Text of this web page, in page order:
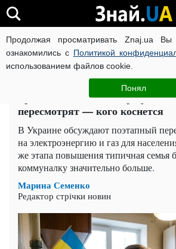
Продолжая просматривать Znaj.ua Вы
ознакомились с Политикой
использованием файлов cookie.
Понял
ВОЙНА РОССИИ ПРОТИВ УКРАИНЫ
Трясите кошельки: тарифы на
пересмотрят — кого коснется
В Украине обсуждают поэтапный
на электроэнергию и газ для
же этапа повышения типичная семья
коммуналку значительно больше.
Марина Семенко
Редактор стрічки новин